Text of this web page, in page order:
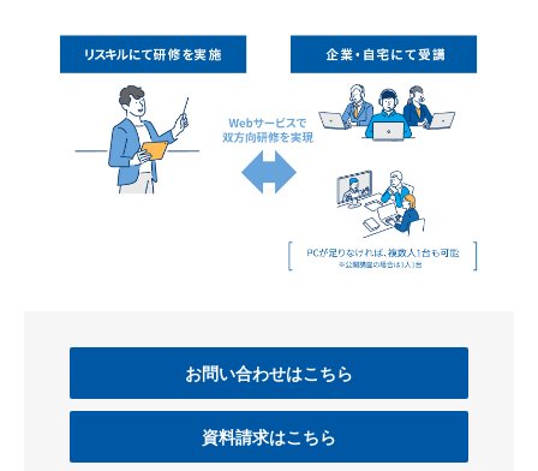
お問い合わせはこちら
資料請求はこちら